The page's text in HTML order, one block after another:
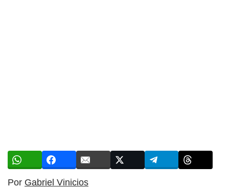
Por Gabriel Vinicios